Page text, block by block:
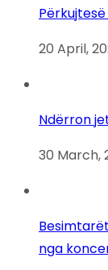
20 April,
Ndërron
30 March,
nga